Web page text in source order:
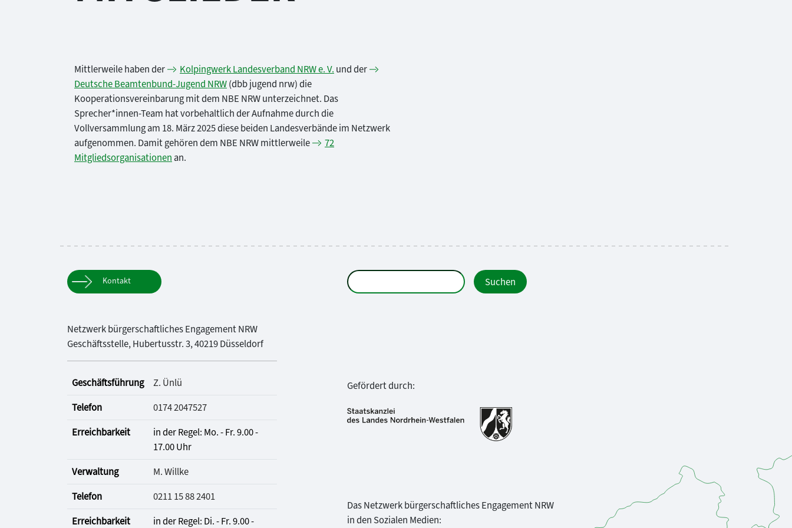
Mittlerweile haben der Kolpingwerk Landesverband NRW e. V. und der
Deutsche Beamtenbund-Jugend NRW(dbb jugend nrw) die
Kooperationsvereinbarung mit dem NBE NRW unterzeichnet. Das
Sprecher*innen-Team hat vorbehaltlich der Aufnahme durch die
Vollversammlung am 18. März 2025 diese beiden Landesverbände im Netzwerk
aufgenommen. Damit gehören dem NBE NRW mittlerweile
72
Mitgliedsorganisationen an.
Kontakt
Netzwerk bürgerschaftliches Engagement NRW
Geschäftsstelle, Hubertusstr. 3, 40219 Düsseldorf
Geschäftsführung
Z. Ünlü
Telefon
0174 2047527
Erreichbarkeit
in der Regel: Mo. - Fr. 9.00 -
17.00 Uhr
Verwaltung
M. Willke
Telefon
0211 15 88 2401
Erreichbarkeit
in der Regel: Di. - Fr. 9.00 -
Gefördert durch:
Das Netzwerk bürgerschaftliches Engagement NRW
in den Sozialen Medien: